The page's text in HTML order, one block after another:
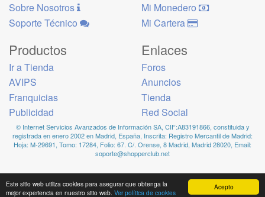
Acepto
Este sitio web utiliza cookies para asegurar que obtenga la
mejor experiencia en nuestro sitio web. Ver política de cookies
Sobre Nosotros
Soporte Técnico
Mi Monedero
Mi Cartera
Productos
Ir a Tienda
AVIPS
Franquicias
Publicidad
Enlaces
Foros
Anuncios
Tienda
Red Social
© Internet Servicios Avanzados de Información SA, CIF:A83191866, constituida y
registrada en enero 2002 en Madrid, España, Inscrita: Registro Mercantil de Madrid:
Hoja: M-29691, Tomo: 17284, Folio: 67. C/. Orense, 8 Madrid, Madrid 28020, Email:
soporte@shopperclub.net